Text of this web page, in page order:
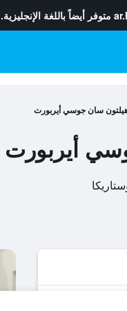
متوفر أيضاً باللغة الإنجليزية.
هيلتون سان جوسي أيربورت
أيربورت